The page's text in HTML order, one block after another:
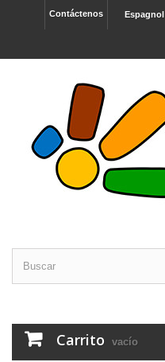
Espagnol
Contáctenos
Carrito vacío